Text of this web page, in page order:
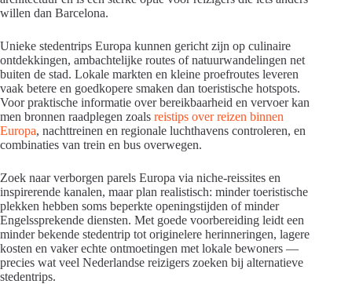
willen dan Barcelona.
Unieke stedentrips Europa kunnen gericht zijn op culinaire
ontdekkingen, ambachtelijke routes of natuurwandelingen net
buiten de stad. Lokale markten en kleine proefroutes leveren
vaak betere en goedkopere smaken dan toeristische hotspots.
Voor praktische informatie over bereikbaarheid en vervoer kan
men bronnen raadplegen zoals reistips over reizen binnen
Europa, nachttreinen en regionale luchthavens controleren, en
combinaties van trein en bus overwegen.
Zoek naar verborgen parels Europa via niche-reissites en
inspirerende kanalen, maar plan realistisch: minder toeristische
plekken hebben soms beperkte openingstijden of minder
Engelssprekende diensten. Met goede voorbereiding leidt een
minder bekende stedentrip tot originelere herinneringen, lagere
kosten en vaker echte ontmoetingen met lokale bewoners —
precies wat veel Nederlandse reizigers zoeken bij alternatieve
stedentrips.